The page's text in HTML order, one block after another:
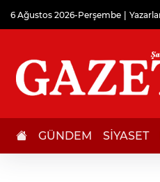
6 Ağustos 2026-Perşembe
GÜNDEM SİYASET